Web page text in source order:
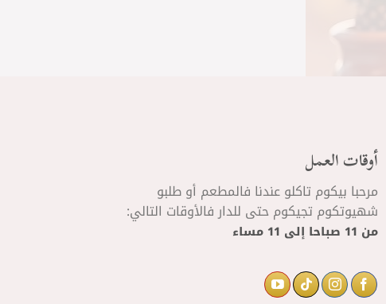
أوقات العمل
مرحبا بيكوم تاكلو عندنا فالمطعم أو طلبو
شهيوتكوم تجيكوم حتى للدار فالأوقات التالي:
من 11 صباحا إلى